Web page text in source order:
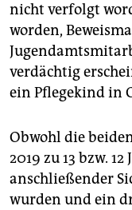
nicht verfolgt
worden,
verdächtig
ein Pflegekind in
Obwohl die
2019 zu 13 bzw.
anschließender
wurden und ein